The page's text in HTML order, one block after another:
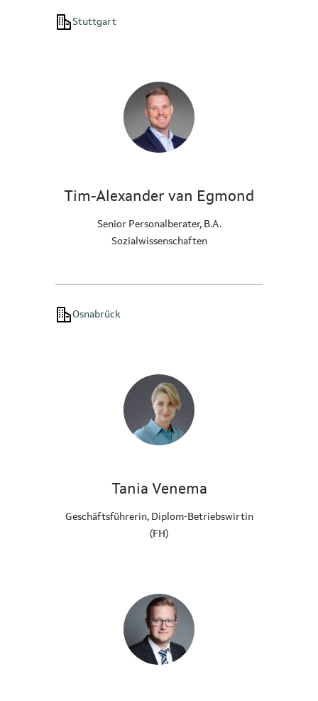
Stuttgart
Tim-Alexander van Egmond
Senior Personalberater, B.A.
Sozialwissenschaften
Osnabrück
Tania Venema
Geschäftsführerin, Diplom-Betriebswirtin
(FH)